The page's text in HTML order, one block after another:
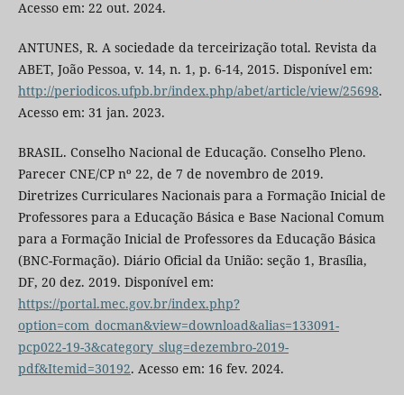
Acesso em: 22 out. 2024.
ANTUNES, R. A sociedade da terceirização total. Revista da
ABET, João Pessoa, v. 14, n. 1, p. 6-14, 2015. Disponível em:
http://periodicos.ufpb.br/index.php/abet/article/view/25698.
Acesso em: 31 jan. 2023.
BRASIL. Conselho Nacional de Educação. Conselho Pleno.
Parecer CNE/CP nº 22, de 7 de novembro de 2019.
Diretrizes Curriculares Nacionais para a Formação Inicial de
Professores para a Educação Básica e Base Nacional Comum
para a Formação Inicial de Professores da Educação Básica
(BNC-Formação). Diário Oficial da União: seção 1, Brasília,
DF, 20 dez. 2019. Disponível em:
https://portal.mec.gov.br/index.php?
option=com_docman&view=download&alias=133091-
pcp022-19-3&category_slug=dezembro-2019-
pdf&Itemid=30192. Acesso em: 16 fev. 2024.